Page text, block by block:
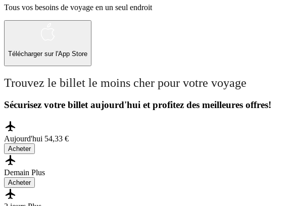
Tous vos besoins de voyage en un seul endroit
Télécharger sur l'App Store
Trouvez le billet le moins cher pour votre voyage
Sécurisez votre billet aujourd'hui et profitez des meilleures offres!
Aujourd'hui 54,33 €
Acheter
Demain Plus
Acheter